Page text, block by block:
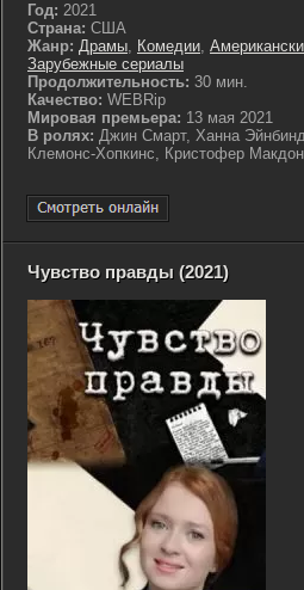
Год: 2021
Страна: США
Жанр: Драмы, Комедии,
Зарубежные сериалы
Продолжительность: 30 мин.
Качество: WEBRip
Мировая премьера: 13 мая 2021
В ролях: Джин Смарт, Ханна
Клемонс-Хопкинс, Кристофер
Чувство правды (2021)